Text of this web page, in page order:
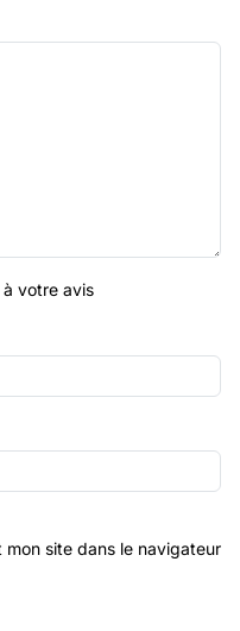
votre avis
mon site dans le navigateur